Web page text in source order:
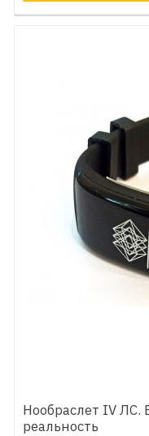
Нообраслет IV
реальность